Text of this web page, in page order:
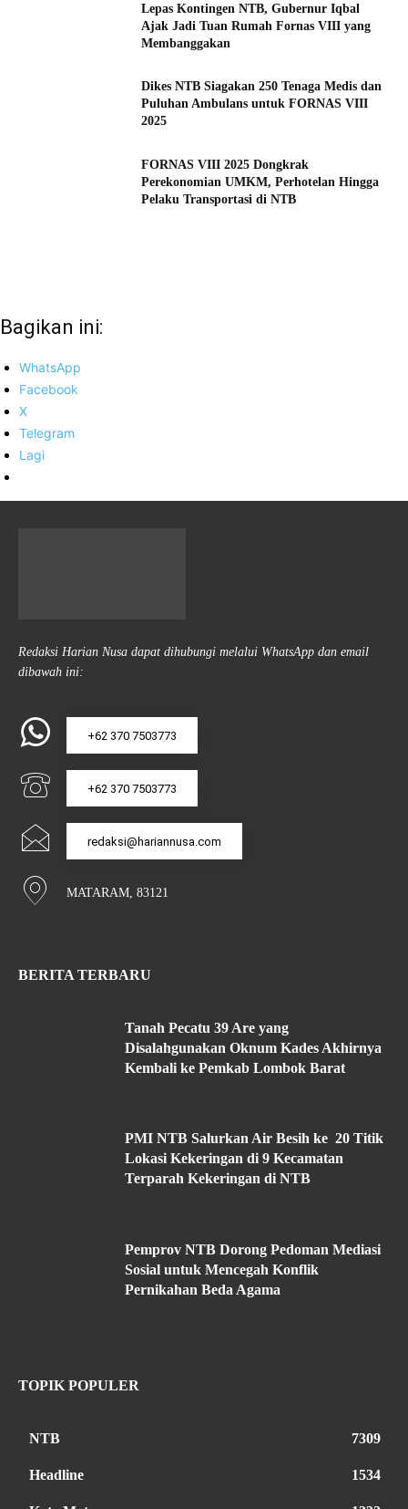
Lepas Kontingen NTB, Gubernur Iqbal
Ajak Jadi Tuan Rumah Fornas VIII yang
Membanggakan
Dikes NTB Siagakan 250 Tenaga Medis dan
Puluhan Ambulans untuk FORNAS VIII
2025
FORNAS VIII 2025 Dongkrak
Perekonomian UMKM, Perhotelan Hingga
Pelaku Transportasi di NTB
Bagikan ini:
WhatsApp
Facebook
X
Telegram
Lagi
Redaksi Harian Nusa dapat dihubungi melalui WhatsApp dan email
dibawah ini:
+62 370 7503773
+62 370 7503773
redaksi@hariannusa.com
MATARAM, 83121
BERITA TERBARU
Tanah Pecatu 39 Are yang
Disalahgunakan Oknum Kades Akhirnya
Kembali ke Pemkab Lombok Barat
PMI NTB Salurkan Air Besih ke 20 Titik
Lokasi Kekeringan di 9 Kecamatan
Terparah Kekeringan di NTB
Pemprov NTB Dorong Pedoman Mediasi
Sosial untuk Mencegah Konflik
Pernikahan Beda Agama
TOPIK POPULER
NTB 7309
Headline 1534